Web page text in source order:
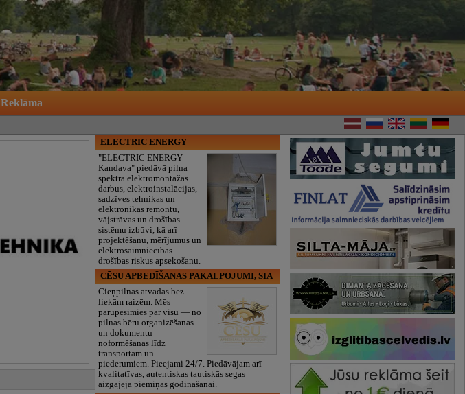
Reklāma
ELECTRIC ENERGY
"ELECTRIC ENERGY
Kandava" piedāvā pilna
spektra elektromontāžas
darbus, elektroinstalācijas,
sadzīves tehnikas un
elektronikas remontu,
vājstrāvas un drošības
sistēmu izbūvi, kā arī
projektēšanu, mērījumus un
elektrosaimniecības
drošības riskus apsekošanu.
CĒSU APBEDĪŠANAS PAKALPOJUMI, SIA
Cieņpilnas atvadas bez
liekām raizēm. Mēs
parūpēsimies par visu — no
pilnas bēru organizēšanas
un dokumentu
noformēšanas līdz
transportam un
piederumiem. Pieejami 24/7. Piedāvājam arī
kvalitatīvas, autentiskas tautiskās segas
aizgājēja piemiņas godināšanai.